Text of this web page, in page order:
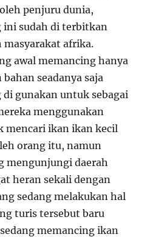
penjuru dunia,
ini sudah di terbitkan
masyarakat afrika.
awal memancing hanya
seadanya saja
gunakan untuk sebagai
menggunakan
mencari ikan ikan kecil
orang itu, namun
mengunjungi daerah
heran sekali dengan
sedang melakukan hal
turis tersebut baru
memancing ikan